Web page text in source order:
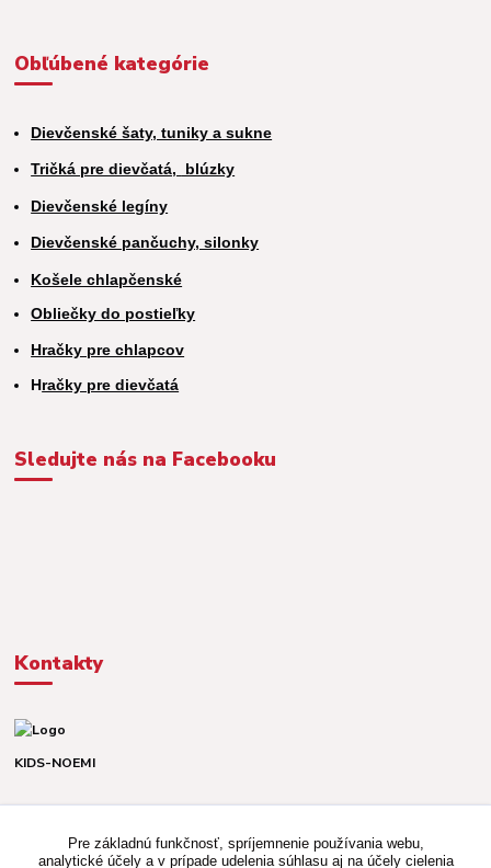
Obľúbené kategórie
Dievčenské šaty, tuniky a sukne
Tričká pre dievčatá, blúzky
Dievčenské legíny
Dievčenské pančuchy, silonky
Košele chlapčenské
Obliečky do postieľky
Hračky pre chlapcov
Hračky pre dievčatá
Sledujte nás na Facebooku
Kontakty
KIDS-NOEMI
(Po-Pia, 8-16 hod.)
Pre základnú funkčnosť, spríjemnenie používania webu,
analytické účely a v prípade udelenia súhlasu aj na účely cielenia